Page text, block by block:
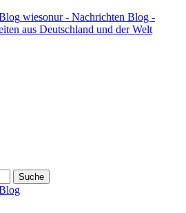
wiesonur - Nachrichten Blog -
aus Deutschland und der Welt